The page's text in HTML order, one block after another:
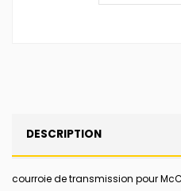
DESCRIPTION
courroie de transmission pour